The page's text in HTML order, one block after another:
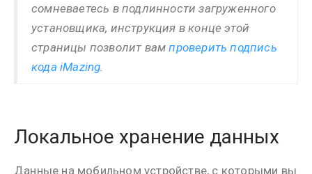
сомневаетесь в подлинности загруженного
установщика, инструкция в конце этой
страницы позволит вампроверить подпись
кода iMazing.
Локальное хранение данных
Данные на мобильном устройстве, с которыми вы